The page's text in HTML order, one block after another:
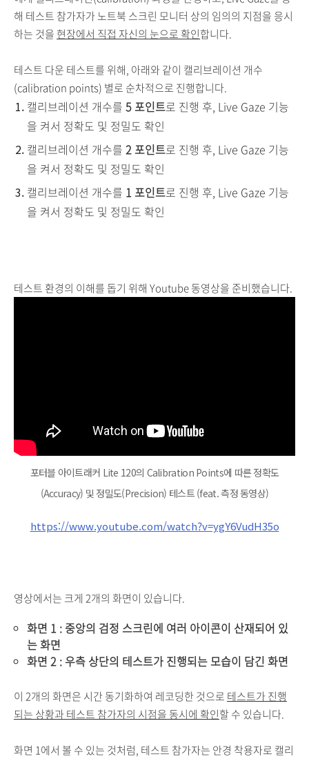
해 테스트 참가자가 노트북 스크린 모니터 상의 임의의 지점을 응시
하는 것을 현장에서 직접 자신의 눈으로 확인합니다.
테스트 다운 테스트를 위해, 아래와 같이 캘리브레이션 개수
(calibration points) 별로 순차적으로 진행합니다.
캘리브레이션 개수를 5 포인트로 진행 후, Live Gaze 기능
을 켜서 정확도 및 정밀도 확인
캘리브레이션 개수를 2 포인트로 진행 후, Live Gaze 기능
을 켜서 정확도 및 정밀도 확인
캘리브레이션 개수를 1 포인트로 진행 후, Live Gaze 기능
을 켜서 정확도 및 정밀도 확인
테스트 환경의 이해를 돕기 위해 Youtube 동영상을 준비했습니다.
포터블 아이트래커 Lite 120의 Calibration Points에 따른 정확도
(Accuracy) 및 정밀도(Precision) 테스트 (feat. 측정 동영상)
https://www.youtube.com/watch?v=ygY6VudH35o
영상에서는 크게 2개의 화면이 있습니다.
화면 1 : 중앙의 검정 스크린에 여러 아이콘이 산재되어 있
는 화면
화면 2 : 우측 상단의 테스트가 진행되는 모습이 담긴 화면
이 2개의 화면은 시간 동기화하여 레코딩한 것으로 테스트가 진행
되는 상황과 테스트 참가자의 시점을 동시에 확인할 수 있습니다.
화면 1에서 볼 수 있는 것처럼, 테스트 참가자는 안경 착용자로 캘리